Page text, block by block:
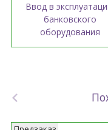
Ввод в
банковского
оборудования